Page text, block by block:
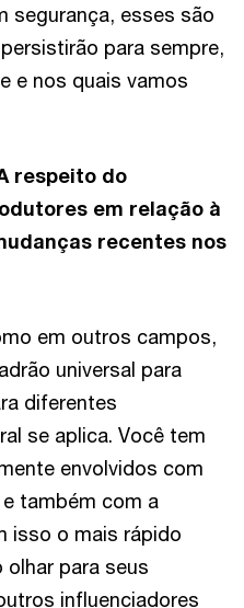
segurança, esses são
para sempre,
e nos quais vamos
respeito do
em relação à
recentes nos
em outros campos,
universal para
diferentes
se aplica. Você tem
envolvidos com
também com a
isso o mais rápido
olhar para seus
influenciadores